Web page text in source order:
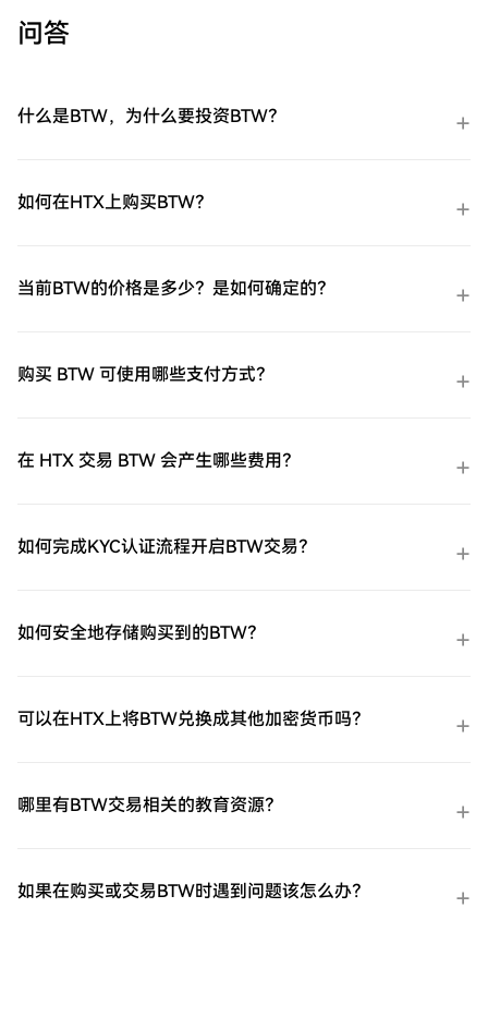
问答
什么是BTW，为什么要投资BTW？
如何在HTX上购买BTW？
当前BTW的价格是多少？是如何确定的？
购买 BTW 可使用哪些支付方式？
在 HTX 交易 BTW 会产生哪些费用？
如何完成KYC认证流程开启BTW交易？
如何安全地存储购买到的BTW？
可以在HTX上将BTW兑换成其他加密货币吗？
哪里有BTW交易相关的教育资源？
如果在购买或交易BTW时遇到问题该怎么办？